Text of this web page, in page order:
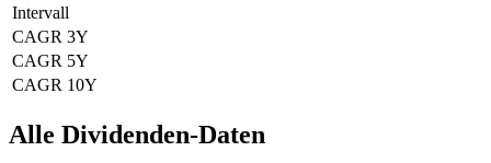
Intervall
CAGR 3Y
CAGR 5Y
CAGR 10Y
Alle Dividenden-Daten